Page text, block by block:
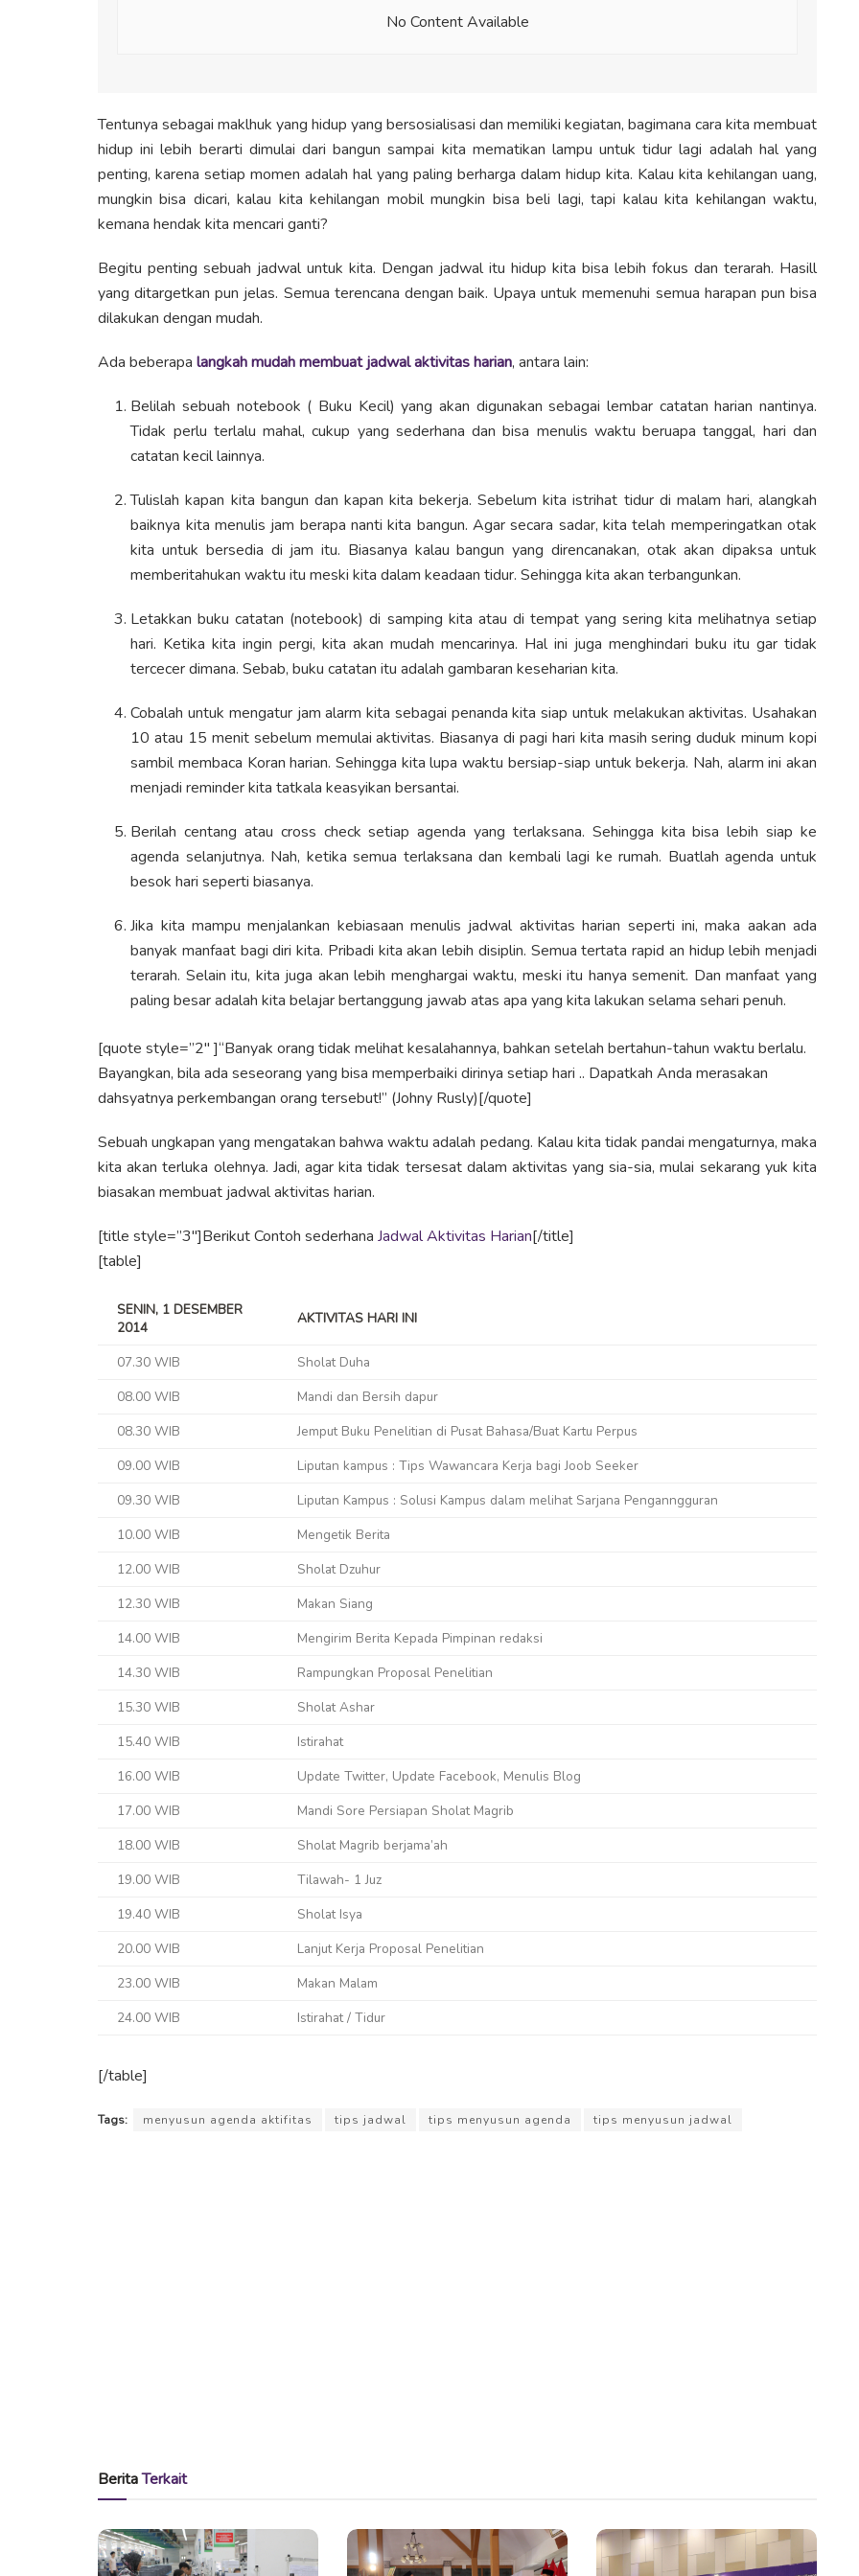
No Content Available
Tentunya sebagai maklhuk yang hidup yang bersosialisasi dan memiliki kegiatan, bagimana cara kita membuat
hidup ini lebih berarti dimulai dari bangun sampai kita mematikan lampu untuk tidur lagi adalah hal yang
penting, karena setiap momen adalah hal yang paling berharga dalam hidup kita. Kalau kita kehilangan uang,
mungkin bisa dicari, kalau kita kehilangan mobil mungkin bisa beli lagi, tapi kalau kita kehilangan waktu,
kemana hendak kita mencari ganti?
Begitu penting sebuah jadwal untuk kita. Dengan jadwal itu hidup kita bisa lebih fokus dan terarah. Hasill
yang ditargetkan pun jelas. Semua terencana dengan baik. Upaya untuk memenuhi semua harapan pun bisa
dilakukan dengan mudah.
Ada beberapa langkah mudah membuat jadwal aktivitas harian, antara lain:
Belilah sebuah notebook ( Buku Kecil) yang akan digunakan sebagai lembar catatan harian nantinya.
Tidak perlu terlalu mahal, cukup yang sederhana dan bisa menulis waktu beruapa tanggal, hari dan
catatan kecil lainnya.
Tulislah kapan kita bangun dan kapan kita bekerja. Sebelum kita istrihat tidur di malam hari, alangkah
baiknya kita menulis jam berapa nanti kita bangun. Agar secara sadar, kita telah memperingatkan otak
kita untuk bersedia di jam itu. Biasanya kalau bangun yang direncanakan, otak akan dipaksa untuk
memberitahukan waktu itu meski kita dalam keadaan tidur. Sehingga kita akan terbangunkan.
Letakkan buku catatan (notebook) di samping kita atau di tempat yang sering kita melihatnya setiap
hari. Ketika kita ingin pergi, kita akan mudah mencarinya. Hal ini juga menghindari buku itu gar tidak
tercecer dimana. Sebab, buku catatan itu adalah gambaran keseharian kita.
Cobalah untuk mengatur jam alarm kita sebagai penanda kita siap untuk melakukan aktivitas. Usahakan
10 atau 15 menit sebelum memulai aktivitas. Biasanya di pagi hari kita masih sering duduk minum kopi
sambil membaca Koran harian. Sehingga kita lupa waktu bersiap-siap untuk bekerja. Nah, alarm ini akan
menjadi reminder kita tatkala keasyikan bersantai.
Berilah centang atau cross check setiap agenda yang terlaksana. Sehingga kita bisa lebih siap ke
agenda selanjutnya. Nah, ketika semua terlaksana dan kembali lagi ke rumah. Buatlah agenda untuk
besok hari seperti biasanya.
Jika kita mampu menjalankan kebiasaan menulis jadwal aktivitas harian seperti ini, maka aakan ada
banyak manfaat bagi diri kita. Pribadi kita akan lebih disiplin. Semua tertata rapid an hidup lebih menjadi
terarah. Selain itu, kita juga akan lebih menghargai waktu, meski itu hanya semenit. Dan manfaat yang
paling besar adalah kita belajar bertanggung jawab atas apa yang kita lakukan selama sehari penuh.
[quote style=”2″ ]“Banyak orang tidak melihat kesalahannya, bahkan setelah bertahun-tahun waktu berlalu.
Bayangkan, bila ada seseorang yang bisa memperbaiki dirinya setiap hari .. Dapatkah Anda merasakan
dahsyatnya perkembangan orang tersebut!” (Johny Rusly)[/quote]
Sebuah ungkapan yang mengatakan bahwa waktu adalah pedang. Kalau kita tidak pandai mengaturnya, maka
kita akan terluka olehnya. Jadi, agar kita tidak tersesat dalam aktivitas yang sia-sia, mulai sekarang yuk kita
biasakan membuat jadwal aktivitas harian.
[title style=”3″]Berikut Contoh sederhana Jadwal Aktivitas Harian[/title]
[table]
SENIN, 1 DESEMBER
2014
AKTIVITAS HARI INI
07.30 WIB
Sholat Duha
08.00 WIB
Mandi dan Bersih dapur
08.30 WIB
Jemput Buku Penelitian di Pusat Bahasa/Buat Kartu Perpus
09.00 WIB
Liputan kampus : Tips Wawancara Kerja bagi Joob Seeker
09.30 WIB
Liputan Kampus : Solusi Kampus dalam melihat Sarjana Penganngguran
10.00 WIB
Mengetik Berita
12.00 WIB
Sholat Dzuhur
12.30 WIB
Makan Siang
14.00 WIB
Mengirim Berita Kepada Pimpinan redaksi
14.30 WIB
Rampungkan Proposal Penelitian
15.30 WIB
Sholat Ashar
15.40 WIB
Istirahat
16.00 WIB
Update Twitter, Update Facebook, Menulis Blog
17.00 WIB
Mandi Sore Persiapan Sholat Magrib
18.00 WIB
Sholat Magrib berjama’ah
19.00 WIB
Tilawah- 1 Juz
19.40 WIB
Sholat Isya
20.00 WIB
Lanjut Kerja Proposal Penelitian
23.00 WIB
Makan Malam
24.00 WIB
Istirahat / Tidur
[/table]
Tags: menyusun agenda aktifitas tips jadwal tips menyusun agenda tips menyusun jadwal
BeritaTerkait